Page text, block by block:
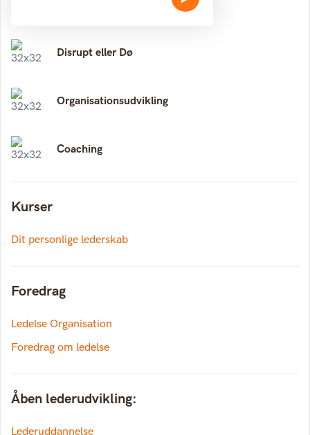
Disrupt eller Dø
Organisationsudvikling
Coaching
Kurser
Dit personlige lederskab
Foredrag
Ledelse Organisation
Foredrag om ledelse
Åben lederudvikling:
Lederuddannelse